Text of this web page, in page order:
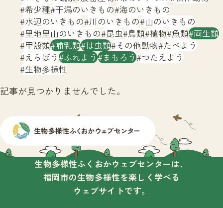
希少種 干潟のいきもの 海のいきもの
水辺のいきもの 川のいきもの 山のいきもの
里地里山のいきもの 昆虫 鳥類 植物 魚類 両生類
甲殻類 哺乳類 は虫類 その他動物 たべよう
えらぼう ふれよう まもろう つたえよう
生物多様性
記事が見つかりませんでした。
生物多様性ふくおかウェブセンターは、
福岡市の生物多様性を楽しく学べる
ウェブサイトです。